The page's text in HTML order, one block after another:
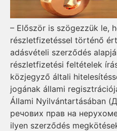
– Először is szögezzük le,
részletfizetéssel történő
adásvételi szerződés
részletfizetési feltételek
közjegyző általi
jogának állami
Állami Nyilvántartásában
речових прав на
ilyen szerződés